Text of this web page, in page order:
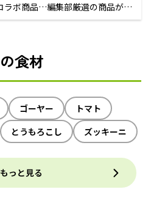
ラボ商品…編集部厳選の商品が買
食材
ゴーヤー
トマト
とうもろこし ズッキーニ
っと見る